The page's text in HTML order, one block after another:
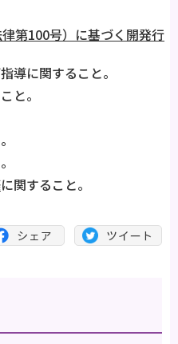
第100号）に基づく開発行
導に関すること。
と。
に関すること。